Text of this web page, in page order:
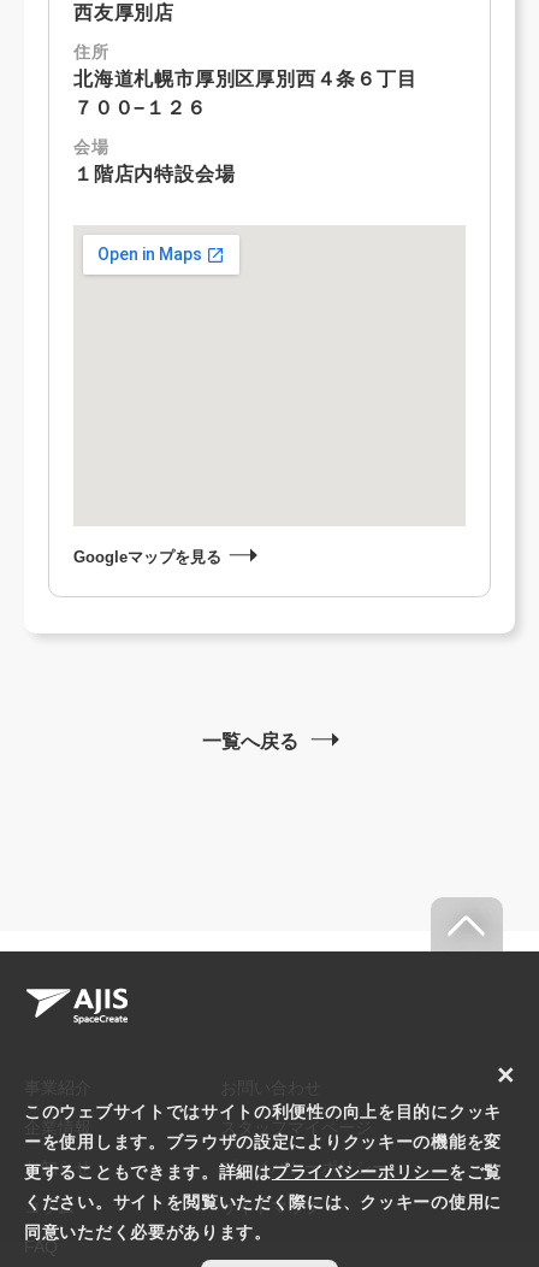
西友厚別店
住所
北海道札幌市厚別区厚別西４条６丁目
７００−１２６
会場
１階店内特設会場
Googleマップを見る
一覧へ戻る
お知らせ
コラム
FAQ
プライバシーポリシー
サイトマップ
このウェブサイトではサイトの利便性の向上を目的にクッキ
ーを使用します。ブラウザの設定によりクッキーの機能を変
更することもできます。詳細はプライバシーポリシーをご覧
ください。サイトを閲覧いただく際には、クッキーの使用に
同意いただく必要があります。
×